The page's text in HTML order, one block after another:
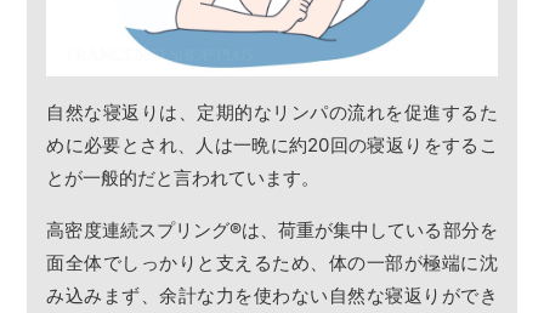
自然な寝返りは、定期的なリンパの流れを促進するた
めに必要とされ、人は一晩に約20回の寝返りをするこ
とが一般的だと言われています。
高密度連続スプリング®は、荷重が集中している部分を
面全体でしっかりと支えるため、体の一部が極端に沈
み込みまず、余計な力を使わない自然な寝返りができ